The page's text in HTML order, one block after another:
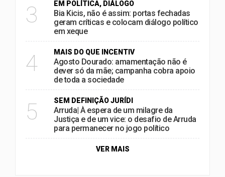
3 EM POLÍTICA, DIÁLOGO
Bia Kicis, não é assim: portas fechadas
geram críticas e colocam diálogo político
em xeque
4 MAIS DO QUE INCENTIV
Agosto Dourado: amamentação não é
dever só da mãe; campanha cobra apoio
de toda a sociedade
5 SEM DEFINIÇÃO JURÍDI
Arruda| À espera de um milagre da
Justiça e de um vice: o desafio de Arruda
para permanecer no jogo político
VER MAIS